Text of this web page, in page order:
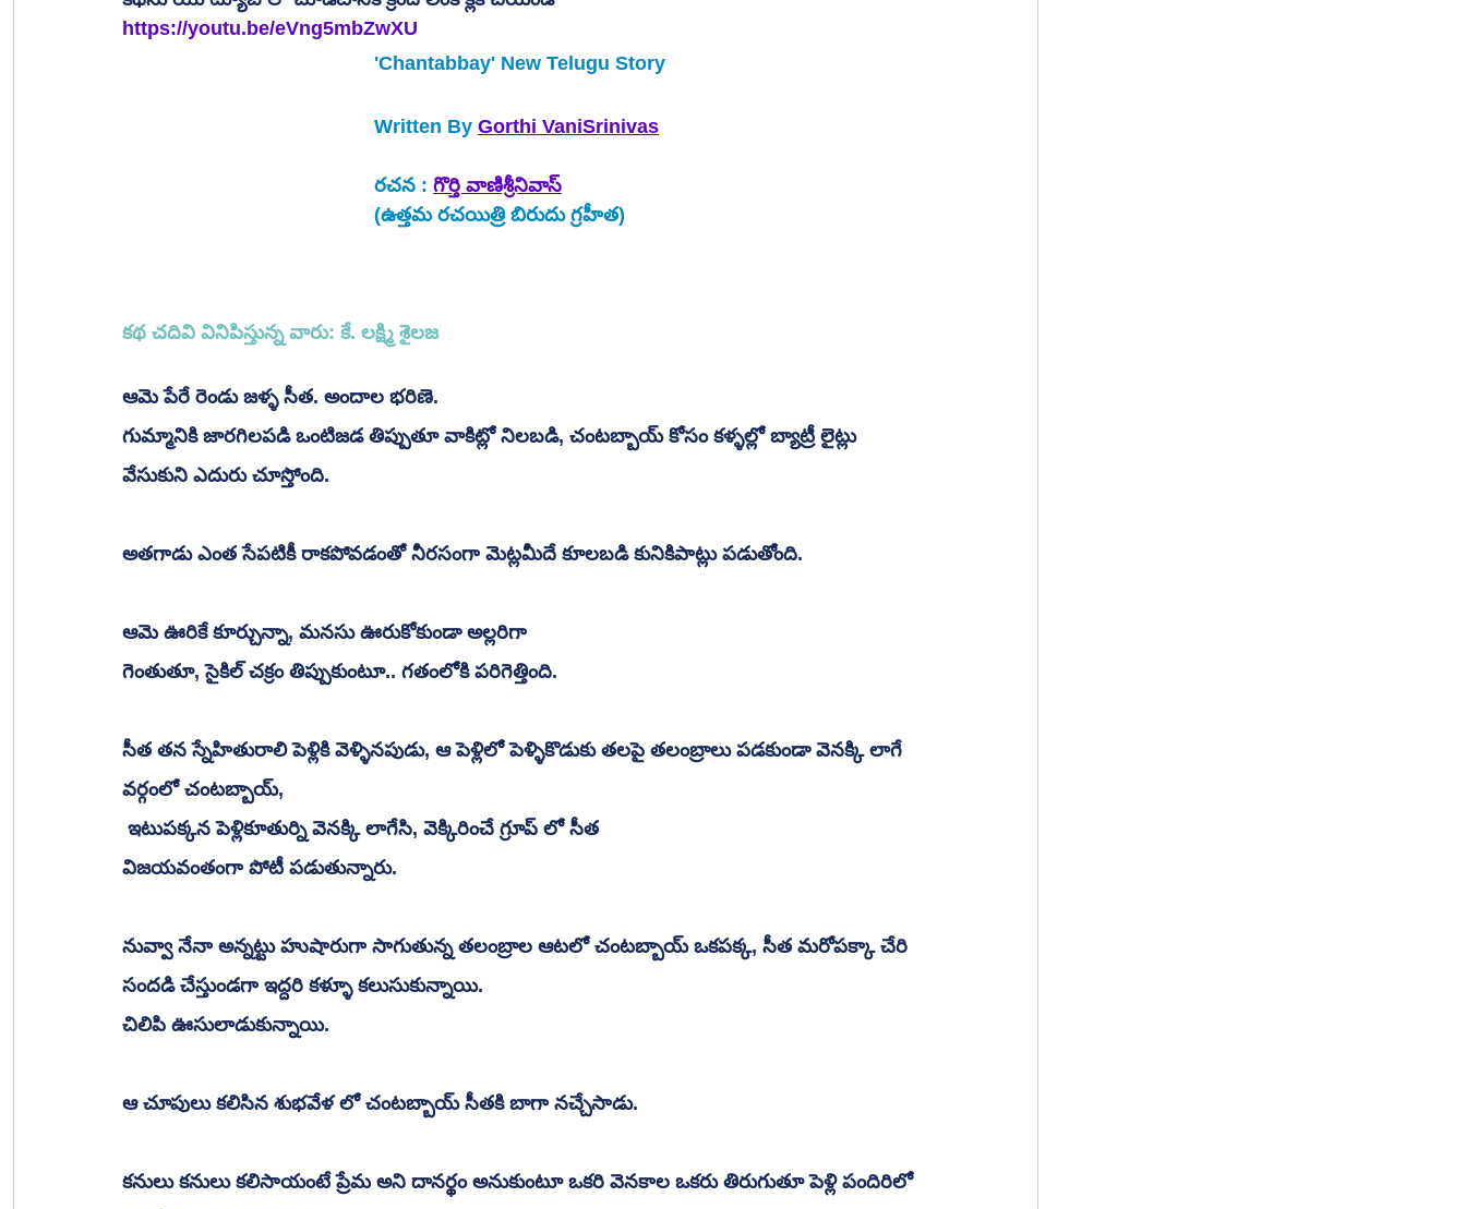
https://youtu.be/eVng5mbZwXU
'Chantabbay' New Telugu Story
Written By Gorthi VaniSrinivas
రచన : గొర్తి వాణిశ్రీనివాస్
(ఉత్తమ రచయిత్రి బిరుదు గ్రహీత)
కథ చదివి వినిపిస్తున్న వారు: కే. లక్ష్మి శైలజ
ఆమె పేరే రెండు జళ్ళ సీత. అందాల భరిణె.
గుమ్మానికి జారగిలపడి ఒంటిజడ తిప్పుతూ వాకిట్లో నిలబడి, చంటబ్బాయ్ కోసం కళ్ళల్లో బ్యాట్రీ లైట్లు
వేసుకుని ఎదురు చూస్తోంది.
అతగాడు ఎంత సేపటికీ రాకపోవడంతో నీరసంగా మెట్లమీదే కూలబడి కునికిపాట్లు పడుతోంది.
ఆమె ఊరికే కూర్చున్నా, మనసు ఊరుకోకుండా అల్లరిగా
గెంతుతూ, సైకిల్ చక్రం తిప్పుకుంటూ.. గతంలోకి పరిగెత్తింది.
సీత తన స్నేహితురాలి పెళ్లికి వెళ్ళినపుడు, ఆ పెళ్లిలో పెళ్ళికొడుకు తలపై తలంబ్రాలు పడకుండా వెనక్కి లాగే
వర్గంలో చంటబ్బాయ్,
ఇటుపక్కన పెళ్లికూతుర్ని వెనక్కి లాగేసి, వెక్కిరించే గ్రూప్ లో సీత
విజయవంతంగా పోటీ పడుతున్నారు.
నువ్వా నేనా అన్నట్టు హుషారుగా సాగుతున్న తలంబ్రాల ఆటలో చంటబ్బాయ్ ఒకపక్క, సీత మరోపక్కా చేరి
సందడి చేస్తుండగా ఇద్దరి కళ్ళూ కలుసుకున్నాయి.
చిలిపి ఊసులాడుకున్నాయి.
ఆ చూపులు కలిసిన శుభవేళ లో చంటబ్బాయ్ సీతకి బాగా నచ్చేసాడు.
కనులు కనులు కలిసాయంటే ప్రేమ అని దానర్థం అనుకుంటూ ఒకరి వెనకాల ఒకరు తిరుగుతూ పెళ్లి పందిరిలో